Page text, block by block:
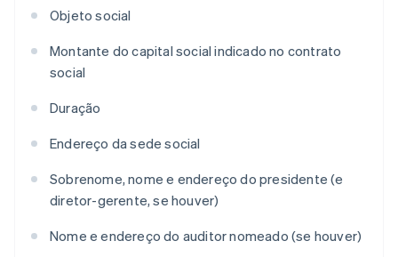
Objeto social
Montante do capital social indicado no contrato
social
Duração
Endereço da sede social
Sobrenome, nome e endereço do presidente (e
diretor-gerente, se houver)
Nome e endereço do auditor nomeado (se houver)